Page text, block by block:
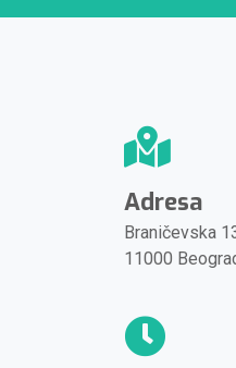
Adresa
Braničevska
11000